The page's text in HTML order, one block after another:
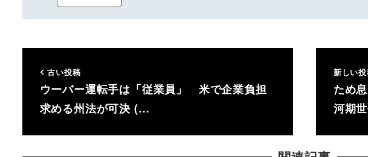
古い投稿
ウーバー運転手は「従業員」 米で企業負担
求める州法が可決 (…
新しい
ため
河期